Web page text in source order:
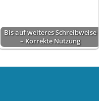
Bis auf weiteres Schreibweise
– Korrekte Nutzung